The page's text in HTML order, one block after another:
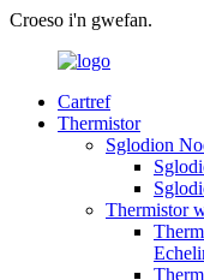
Croeso i'n gwefan.
Cartref
Thermistor
Sglodion
Thermistor